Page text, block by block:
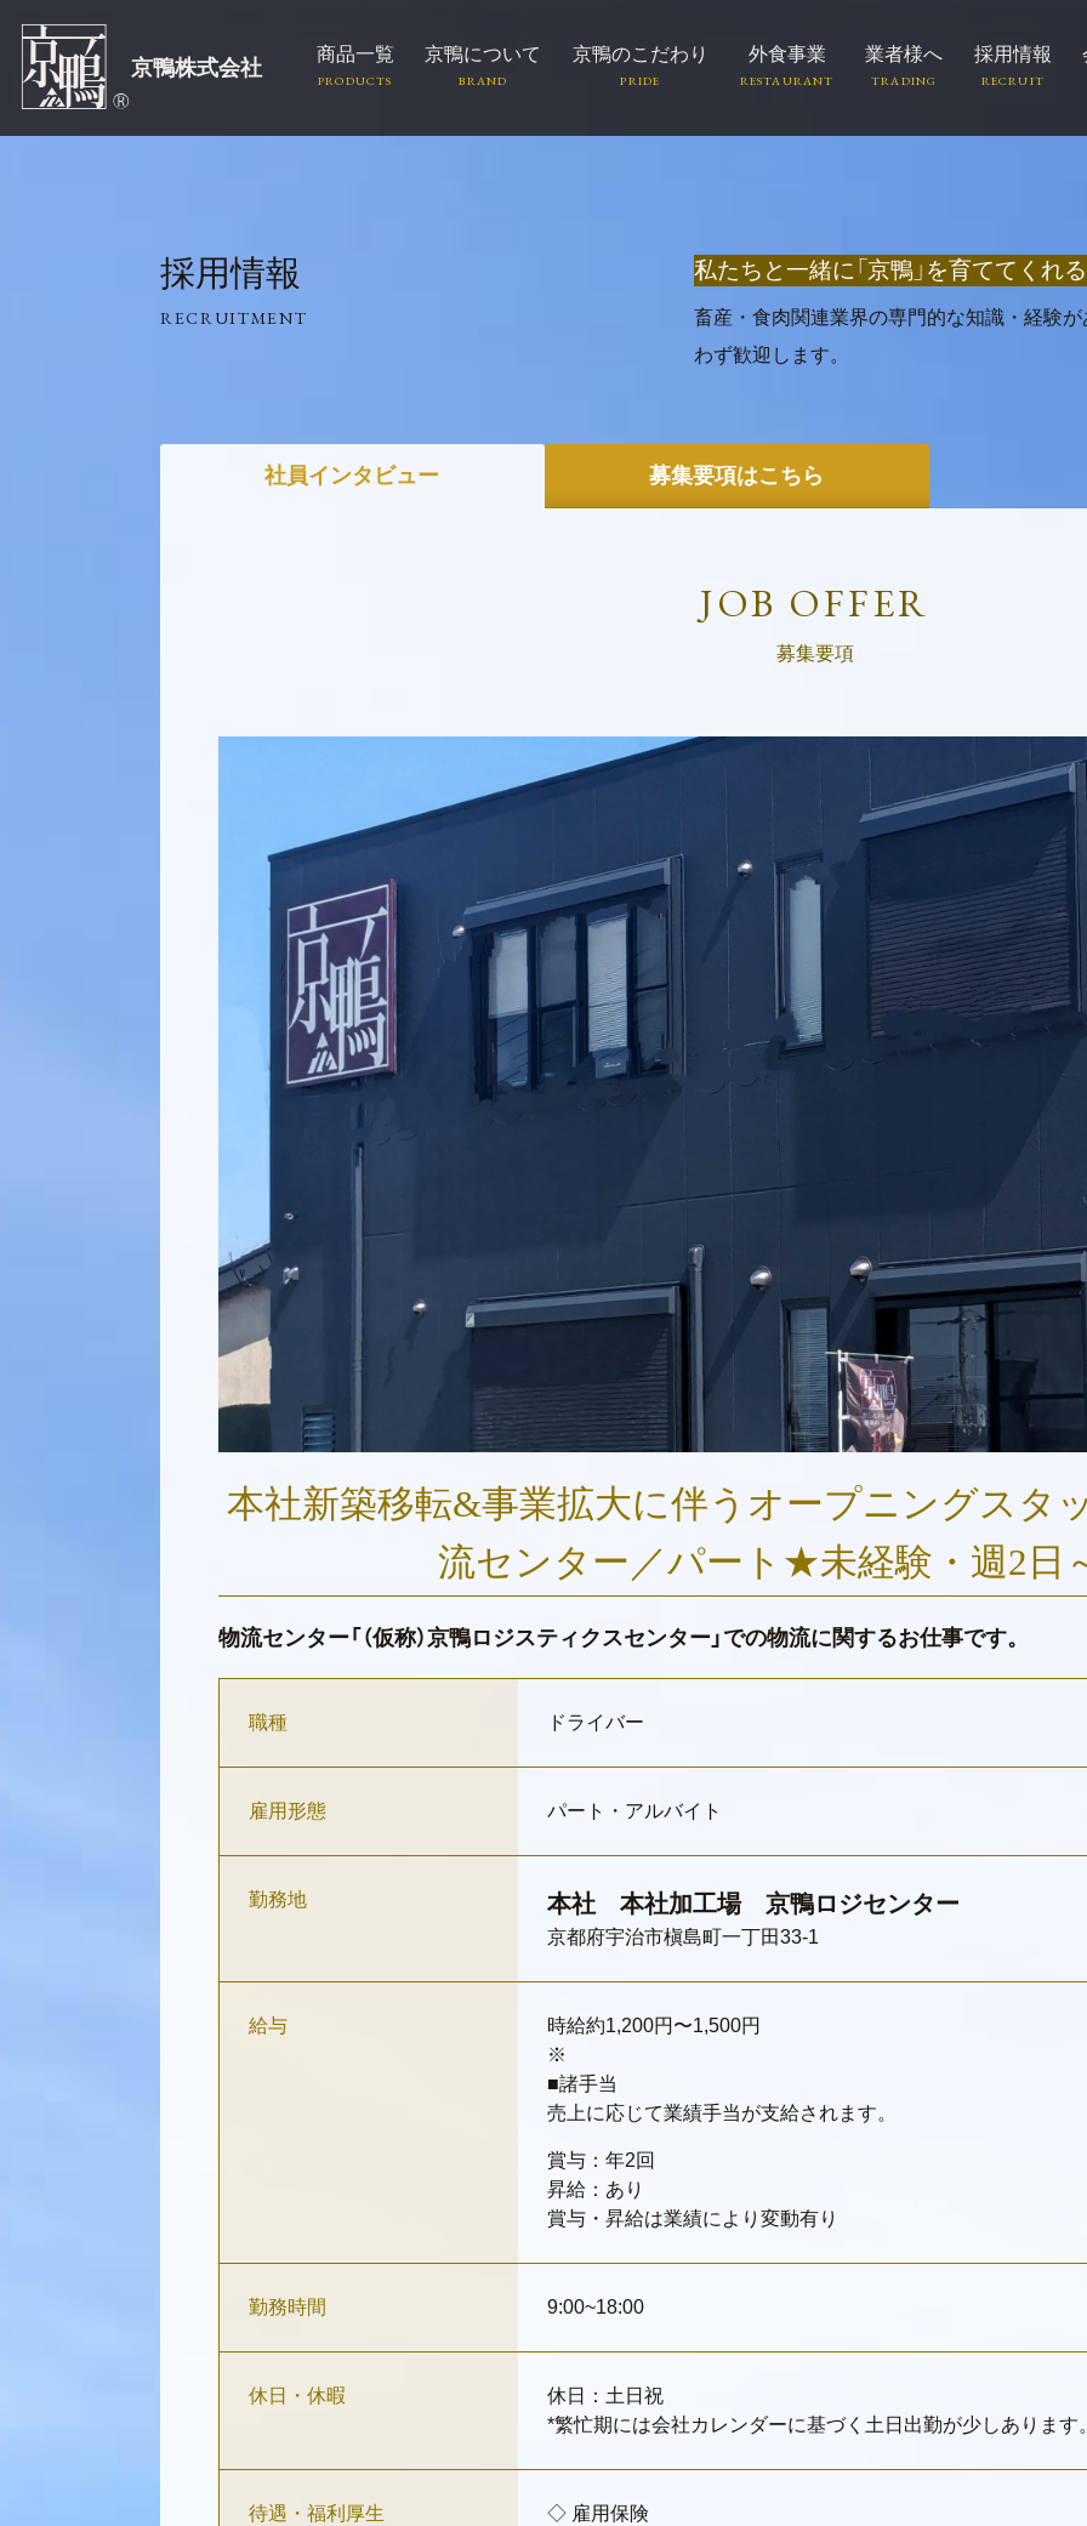
京鴨株式会社
商品一覧 京鴨について 京鴨のこだわり 外食事業 業者様へ 採用情報
採用情報
RECRUITMENT
私たちと一緒に 「京鴨」を育ててくれ
畜産・食肉関連業界の専門的な知識・経験
わず歓迎します。
社員インタビュー 募集要項はこちら
募集要項
JOB OFFER
本社新築移転&事業拡大に伴うオープニングスタ
流センター ／パート ★未経験・週2日
物流センター「（仮称）京鴨ロジスティクスセンター」での物流に関するお仕事です。
職種 ドライバー
雇用形態 パート・アルバイト
勤務地 本社 本社加工場 京鴨ロジセンター
京都府宇治市槇島町一丁田33-1
給与
時給約1,200円〜1,500円
※
■諸手当
売上に応じて業績手当が支給されます。
賞与：年2回
昇給：あり
賞与・昇給は業績により変動有り
勤務時間 9:00~18:00
休日・休暇
休日：土日祝
*繁忙期には会社カレンダーに基づく土日出勤が少しあります
待遇・福利厚生
◇ 雇用保険